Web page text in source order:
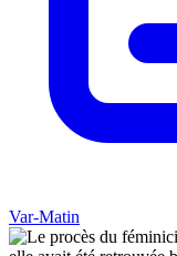
Var-Matin